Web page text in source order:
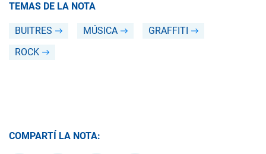
TEMAS DE LA NOTA
BUITRES MÚSICA
GRAFFITI
ROCK
COMPARTÍ LA NOTA: